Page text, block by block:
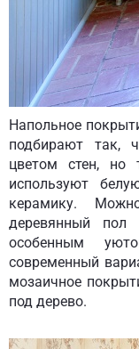
Напольное
подбирают так,
цветом стен, но
используют
керамику.
деревянный пол
особенным
современный
мозаичное
под дерево.